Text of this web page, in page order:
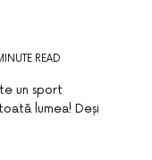
READ
un sport
lumea! Deși